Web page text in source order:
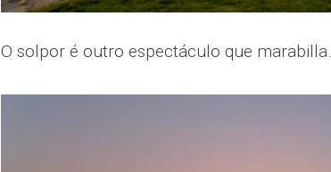
O solpor é outro espectáculo que marabilla.